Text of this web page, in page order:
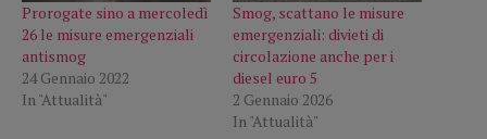
Prorogate sino a mercoledì
26 le misure emergenziali
antismog
24 Gennaio 2022
In "Attualità"
Smog, scattano le misure
emergenziali: divieti di
circolazione anche per i
diesel euro 5
2 Gennaio 2026
In "Attualità"